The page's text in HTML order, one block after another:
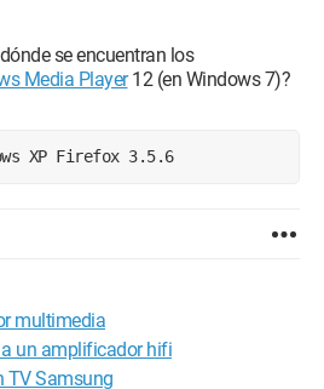
se encuentran los
Media Player12 (en Windows 7)?
XP Firefox 3.5.6
multimedia
un amplificador hifi
TV Samsung